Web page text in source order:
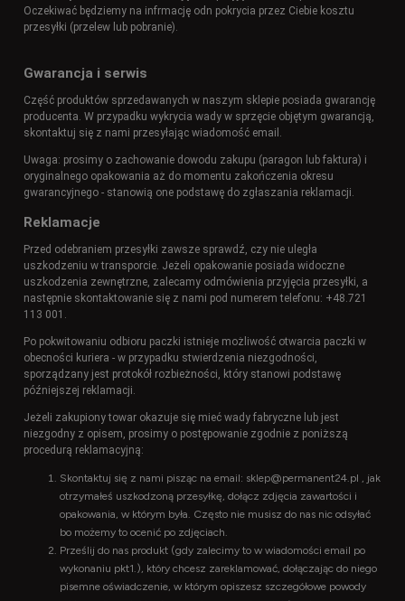
Oczekiwać będziemy na infrmację odn pokrycia przez Ciebie kosztu
przesyłki (przelew lub pobranie).
Gwarancja i serwis
Część produktów sprzedawanych w naszym sklepie posiada gwarancję
producenta. W przypadku wykrycia wady w sprzęcie objętym gwarancją,
skontaktuj się z nami przesyłając wiadomość email.
Uwaga: prosimy o zachowanie dowodu zakupu (paragon lub faktura) i
oryginalnego opakowania aż do momentu zakończenia okresu
gwarancyjnego - stanowią one podstawę do zgłaszania reklamacji.
Reklamacje
Przed odebraniem przesyłki zawsze sprawdź, czy nie uległa
uszkodzeniu w transporcie. Jeżeli opakowanie posiada widoczne
uszkodzenia zewnętrzne, zalecamy odmówienia przyjęcia przesyłki, a
następnie skontaktowanie się z nami pod numerem telefonu: +48.721
113 001.
Po pokwitowaniu odbioru paczki istnieje możliwość otwarcia paczki w
obecności kuriera - w przypadku stwierdzenia niezgodności,
sporządzany jest protokół rozbieżności, który stanowi podstawę
późniejszej reklamacji.
Jeżeli zakupiony towar okazuje się mieć wady fabryczne lub jest
niezgodny z opisem, prosimy o postępowanie zgodnie z poniższą
procedurą reklamacyjną:
Skontaktuj się z nami pisząc na email: sklep@permanent24.pl , jak
otrzymałeś uszkodzoną przesyłkę, dołącz zdjęcia zawartości i
opakowania, w którym była. Często nie musisz do nas nic odsyłać
bo możemy to ocenić po zdjęciach.
Prześlij do nas produkt (gdy zalecimy to w wiadomości email po
wykonaniu pkt1.), który chcesz zareklamować, dołączając do niego
pisemne oświadczenie, w którym opiszesz szczegółowe powody